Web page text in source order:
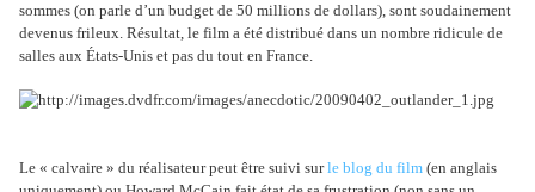
sommes (on parle d’un budget de 50 millions de dollars), sont soudainement
devenus frileux. Résultat, le film a été distribué dans un nombre ridicule de
salles aux États-Unis et pas du tout en France.
Le « calvaire » du réalisateur peut être suivi sur le blog du film (en anglais